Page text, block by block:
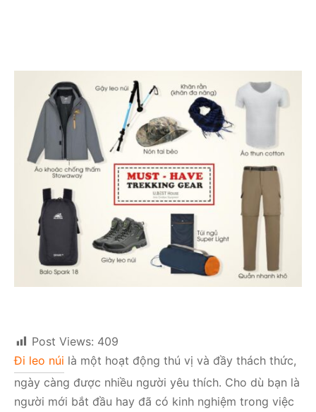
Post Views: 409
Đi leo núi là một hoạt động thú vị và đầy thách thức,
ngày càng được nhiều người yêu thích. Cho dù bạn là
người mới bắt đầu hay đã có kinh nghiệm trong việc